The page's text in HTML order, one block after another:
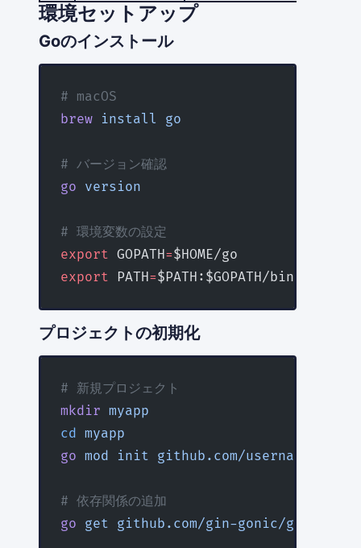
環境セットアップ
Goのインストール
# macOS
brew install go
# バージョン確認
go version
# 環境変数の設定
export GOPATH=$HOME/go
export PATH=$PATH:$GOPATH/bin
プロジェクトの初期化
# 新規プロジェクト
mkdir myapp
cd myapp
go mod init github.com/username/myapp
# 依存関係の追加
go get github.com/gin-gonic/gin